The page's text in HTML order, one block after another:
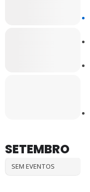
SETEMBRO
SEM EVENTOS